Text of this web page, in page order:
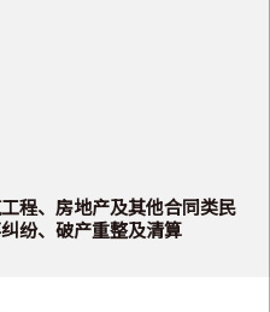
程、房地产及其他合同类民
纷、破产重整及清算